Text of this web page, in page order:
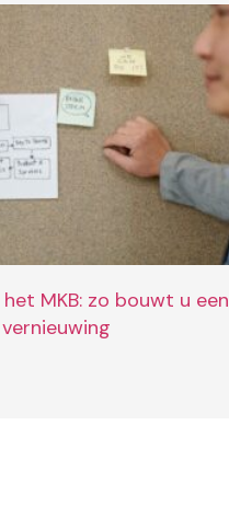
MKB: zo bouwt u een